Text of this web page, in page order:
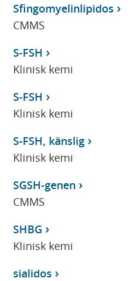
Sfingomyelinlipidos
CMMS
S-FSH
Klinisk kemi
S-FSH
Klinisk kemi
S-FSH, känslig
Klinisk kemi
SGSH-genen
CMMS
SHBG
Klinisk kemi
sialidos